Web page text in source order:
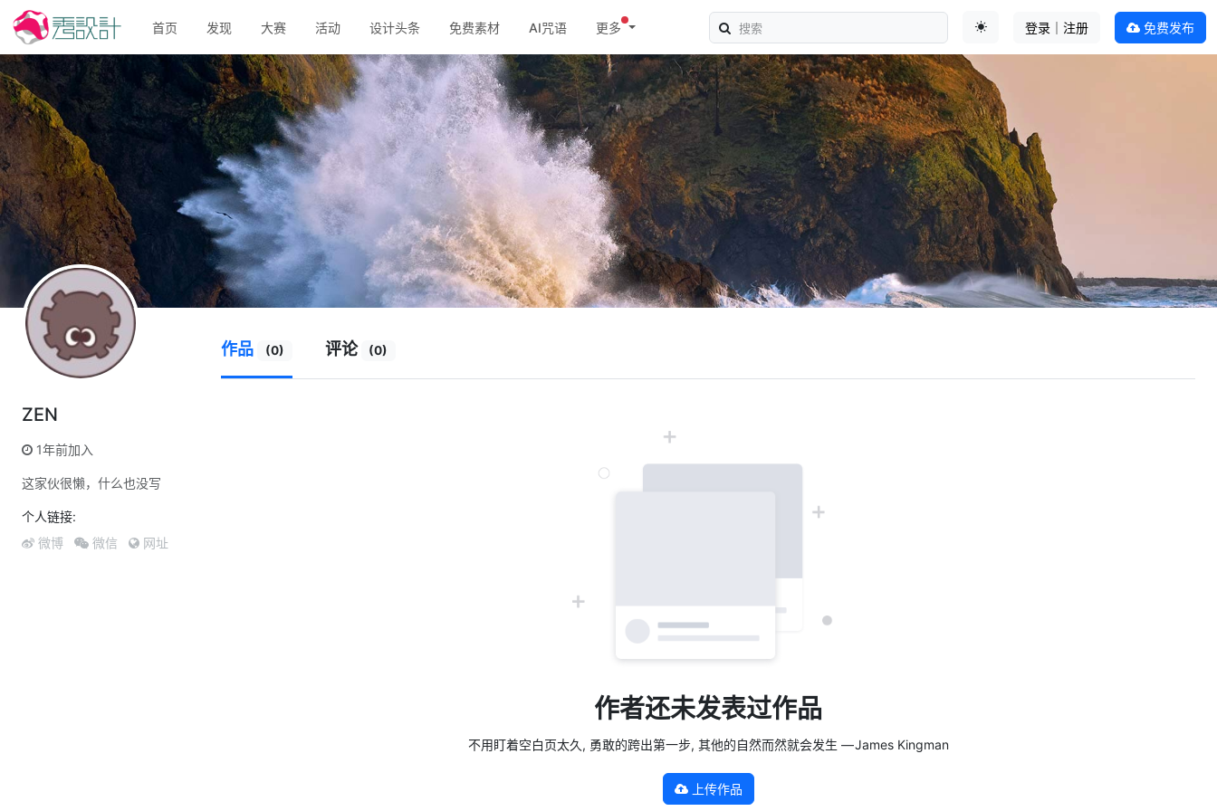
首页 发现 大赛 活动 设计头条 免费素材 AI咒语
更多
登录｜注册 免费发布
ZEN
1年前加入
这家伙很懒，什么也没写
个人链接:
微博 微信 网址
作品 (0) 评论 (0)
作者还未发表过作品
不用盯着空白页太久, 勇敢的跨出第一步, 其他的自然而然就会发生 — James Kingman
上传作品